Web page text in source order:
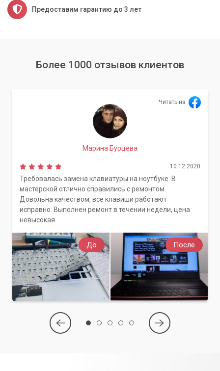
Предоставим гарантию до 3 лет
Более 1000 отзывов клиентов
До После
Читать на
Марина Бурцева
10.12.2020
Требовалась замена клавиатуры на ноутбуке. В
мастерской отлично справились с ремонтом.
Довольна качеством, все клавиши работают
исправно. Выполнен ремонт в течении недели, цена
невысокая.